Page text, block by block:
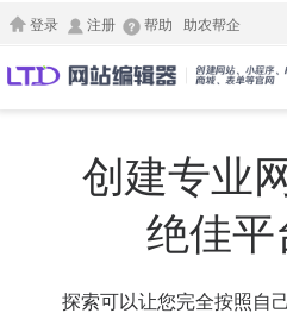
登录 注册 帮助 助农帮企
创建专业
绝佳平
探索可以让您完全按照自